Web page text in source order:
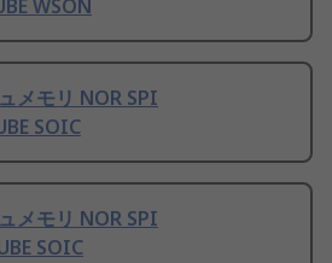
WSON
メモリ NOR SPI
SOIC
メモリ NOR SPI
SOIC